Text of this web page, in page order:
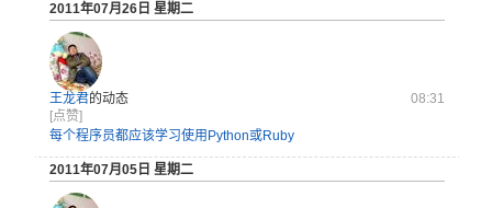
2011年07月26日 星期二
王龙君的动态
08:31
[点赞]
每个程序员都应该学习使用Python或Ruby
2011年07月05日 星期二